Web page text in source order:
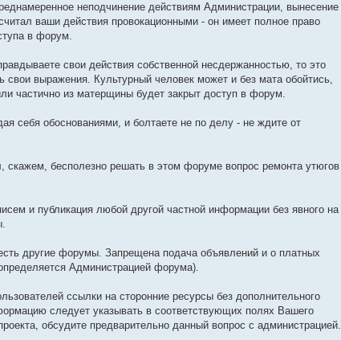
неподчинение действиям Администрации, вынесение
ваши действия провокационными - он имеет полное право
в форум.
свои действия собственной несдержанностью, то это
свои выражения. Культурный человек может и без мата обойтись,
частично из матерщины будет закрыт доступ в форум.
себя обоснованиями, и болтаете не по делу - не ждите от
бесполезно решать в этом форуме вопрос ремонта утюгов
и публикация любой другой частной информации без явного на
другие форумы. Запрещена подача объявлений и о платных
Администрацией форума).
ссылки на сторонние ресурсы без дополнительного
следует указывать в соответствующих полях Вашего
обсудите предварительно данный вопрос с администрацией.